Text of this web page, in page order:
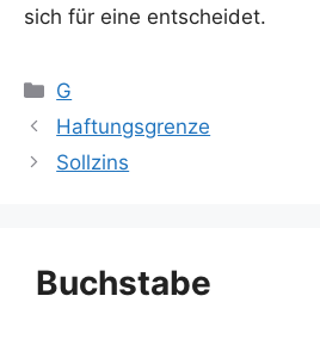
sich für eine entscheidet.
Kategorien
G
Haftungsgrenze
Sollzins
Buchstabe